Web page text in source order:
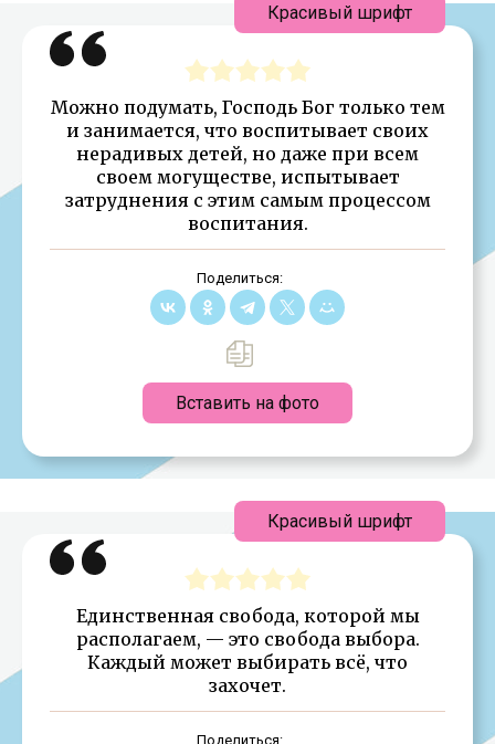
Можно подумать, Господь Бог только тем
и занимается, что воспитывает своих
нерадивых детей, но даже при всем
своем могуществе, испытывает
затруднения с этим самым процессом
воспитания.
Поделиться:
Вставить на фото
Красивый шрифт
Единственная свобода, которой мы
располагаем, — это свобода выбора.
Каждый может выбирать всё, что
захочет.
Поделиться:
Красивый шрифт